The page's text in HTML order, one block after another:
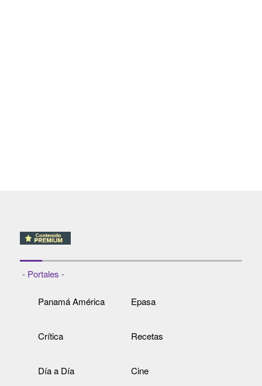
- Portales -
Panamá América Epasa
Crítica Recetas
Día a Día Cine